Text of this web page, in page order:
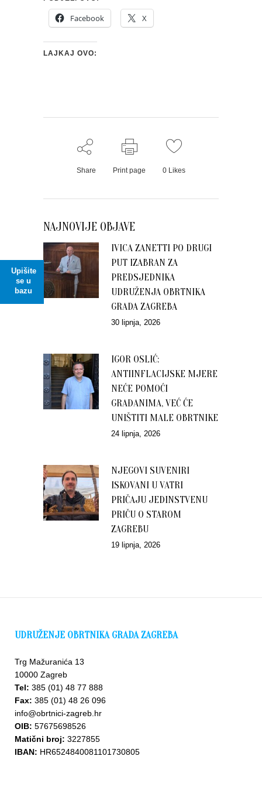
Upišite
se u
bazu
Facebook X
LAJKAJ OVO:
Share Print page 0 Likes
NAJNOVIJE OBJAVE
IVICA ZANETTI PO DRUGI
PUT IZABRAN ZA
PREDSJEDNIKA
UDRUŽENJA OBRTNIKA
GRADA ZAGREBA
30 lipnja, 2026
IGOR OSLIĆ:
ANTIINFLACIJSKE MJERE
NEĆE POMOĆI
GRAĐANIMA, VEĆ ĆE
UNIŠTITI MALE OBRTNIKE
24 lipnja, 2026
NJEGOVI SUVENIRI
ISKOVANI U VATRI
PRIČAJU JEDINSTVENU
PRIČU O STAROM
ZAGREBU
19 lipnja, 2026
UDRUŽENJE OBRTNIKA GRADA ZAGREBA
Trg Mažuranića 13
10000 Zagreb
Tel: 385 (01) 48 77 888
Fax: 385 (01) 48 26 096
info@obrtnici-zagreb.hr
OIB: 57675698526
Matični broj: 3227855
IBAN: HR6524840081101730805